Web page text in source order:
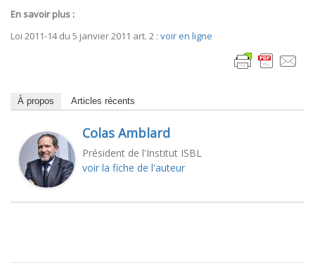
En savoir plus :
Loi 2011-14 du 5 janvier 2011 art. 2 : voir en ligne
À propos Articles récents
Colas Amblard
Président de l'Institut ISBL
voir la fiche de l'auteur